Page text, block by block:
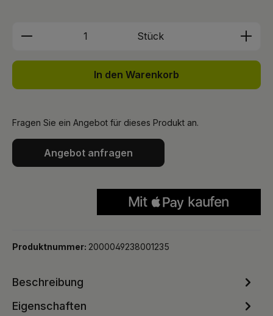
Produkt Anzahl: Gib den
Stück
In den Warenkorb
Fragen Sie ein Angebot für dieses Produkt an.
Angebot anfragen
Produktnummer: 2000049238001235
Beschreibung
Eigenschaften